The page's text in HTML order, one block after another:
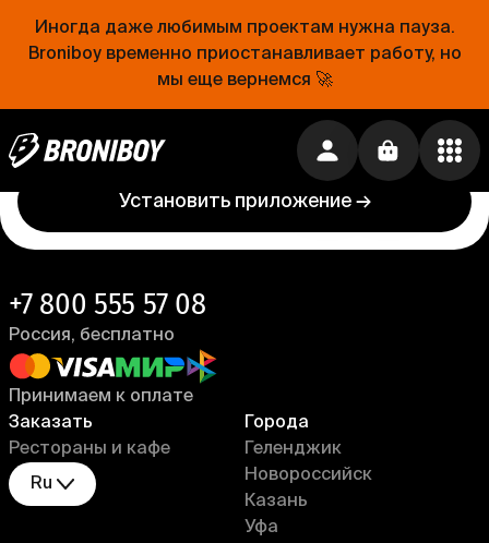
Иногда даже любимым проектам нужна пауза.
Broniboy временно приостанавливает работу, но
мы еще вернемся 🚀
Проще, чем открыть холодильник
Broniboy и закажи еду из любимого ресторана
прямо сейчас!
Установить приложение →
Заказать
Рестораны и кафе
Ru
Города
Геленджик
Новороссийск
Казань
Уфа
+7 800 555 57 08
Россия, бесплатно
Принимаем к оплате